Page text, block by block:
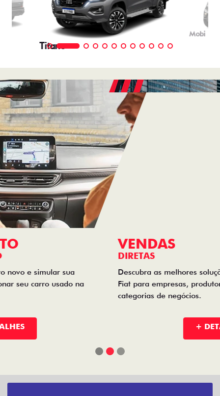
VENDAS
DIRETAS
Descubra as melhores soluções e descontos em um novo
Fiat para empresas, produtores rurais, taxistas e outras
categorias de negócios.
+ DETALHES